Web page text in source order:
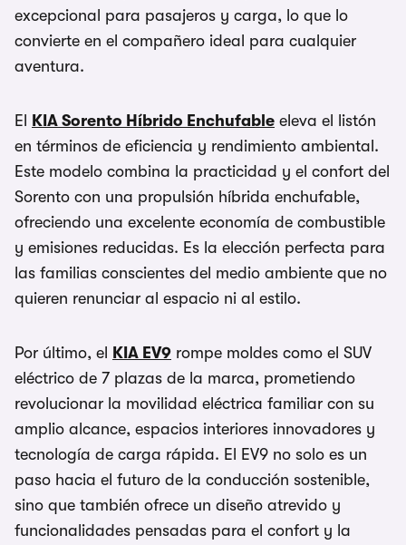
excepcional para pasajeros y carga, lo que lo
convierte en el compañero ideal para cualquier
aventura.
El KIA Sorento Híbrido Enchufable eleva el listón
en términos de eficiencia y rendimiento ambiental.
Este modelo combina la practicidad y el confort del
Sorento con una propulsión híbrida enchufable,
ofreciendo una excelente economía de combustible
y emisiones reducidas. Es la elección perfecta para
las familias conscientes del medio ambiente que no
quieren renunciar al espacio ni al estilo.
Por último, el KIA EV9 rompe moldes como el SUV
eléctrico de 7 plazas de la marca, prometiendo
revolucionar la movilidad eléctrica familiar con su
amplio alcance, espacios interiores innovadores y
tecnología de carga rápida. El EV9 no solo es un
paso hacia el futuro de la conducción sostenible,
sino que también ofrece un diseño atrevido y
funcionalidades pensadas para el confort y la